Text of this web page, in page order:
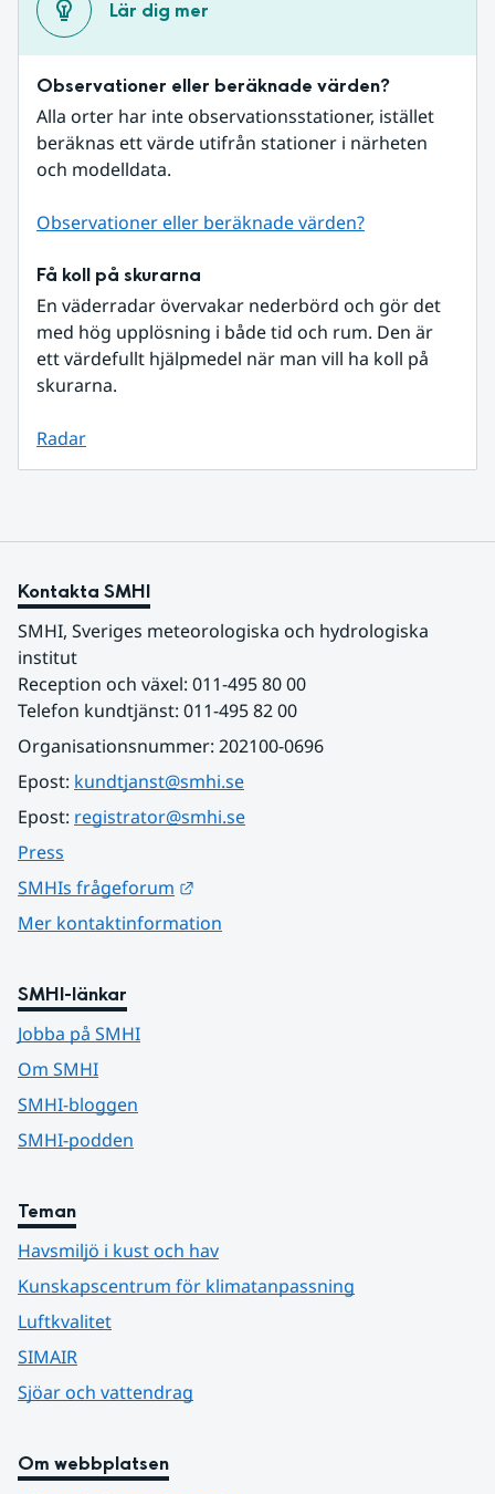
Lär dig mer
Observationer eller beräknade värden?
Alla orter har inte observationsstationer, istället
beräknas ett värde utifrån stationer i närheten
och modelldata.
Observationer eller beräknade värden?
Få koll på skurarna
En väderradar övervakar nederbörd och gör det
med hög upplösning i både tid och rum. Den är
ett värdefullt hjälpmedel när man vill ha koll på
skurarna.
Radar
Kontakta SMHI
SMHI, Sveriges meteorologiska och hydrologiska
institut
Reception och växel: 011-495 80 00
Telefon kundtjänst: 011-495 82 00
Organisationsnummer: 202100-0696
Epost: kundtjanst@smhi.se
Epost: registrator@smhi.se
Press
SMHIs frågeforum
Mer kontaktinformation
SMHI-länkar
Jobba på SMHI
Om SMHI
SMHI-bloggen
SMHI-podden
Teman
Havsmiljö i kust och hav
Kunskapscentrum för klimatanpassning
Luftkvalitet
SIMAIR
Sjöar och vattendrag
Om webbplatsen